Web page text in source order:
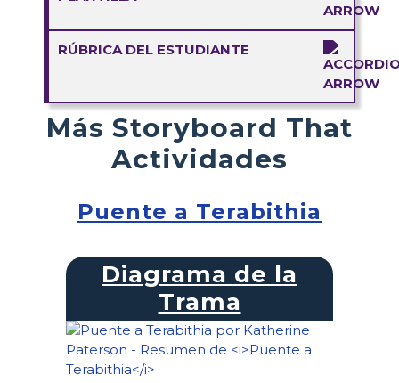
RÚBRICA DEL ESTUDIANTE
Más Storyboard That
Actividades
Puente a Terabithia
Diagrama de la
Trama